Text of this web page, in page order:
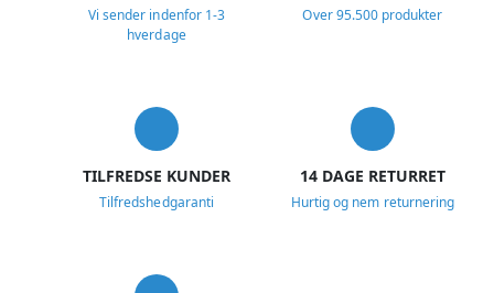
Vi sender indenfor 1-3
hverdage
Over 95.500 produkter
TILFREDSE KUNDER
Tilfredshedgaranti
14 DAGE RETURRET
Hurtig og nem returnering